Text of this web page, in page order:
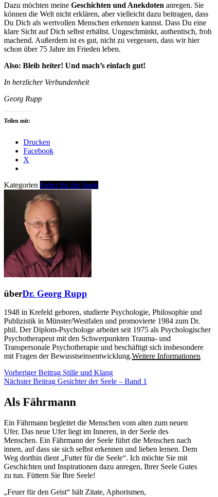
Dazu möchten meine Geschichten und Anekdoten anregen. Sie
können die Welt nicht erklären, aber vielleicht dazu beitragen, dass
Du Dich als wertvollen Menschen erkennen kannst. Dass Du eine
klare Sicht auf Dich selbst erhältst. Ungeschminkt, authentisch, froh
machend. Außerdem ist es gut, nicht zu vergessen, dass wir hier
schon über 75 Jahre im Frieden leben.
Also: Bleib heiter! Und mach’s einfach gut!
In herzlicher Verbundenheit
Georg Rupp
Teilen mit:
Drucken
Facebook
X
Kategorien Futter für die Seele
überDr. Georg Rupp
1948 in Krefeld geboren, studierte Psychologie, Philosophie und
Publizistik in Münster/Westfalen und promovierte 1984 zum Dr.
phil. Der Diplom-Psychologe arbeitet seit 1975 als Psychologischer
Psychotherapeut mit den Schwerpunkten Trauma- und
Transpersonale Psychotherapie und beschäftigt sich insbesondere
mit Fragen der Bewusstseinsentwicklung.Weitere Informationen
Beitragsnavigation
Vorheriger Beitrag Stille und KlangVorheriger
Beitrag
Nächster Beitrag Gesichter der Seele – Band 1
Als Fährmann
Ein Fährmann begleitet die Menschen vom alten zum neuen
Ufer. Das neue Ufer liegt im Inneren, in der Seele des
Menschen. Ein Fährmann der Seele führt die Menschen nach
innen, auf dass sie sich selbst erkennen und lieben lernen. Dem
Weg dorthin dient „Futter für die Seele“. Ich möchte Sie mit
Geschichten und Inspirationen dazu anregen, Ihrer Seele Gutes
zu tun. Füttern Sie Ihre Seele!
„Feuer für den Geist“ hält Zitate, Aphorismen,